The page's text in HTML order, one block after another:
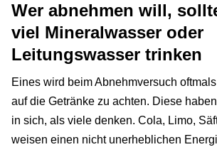
Wer abnehmen will,
viel Mineralwasser oder
Leitungswasser trinken
Eines wird beim Abnehmversuch
auf die Getränke zu achten. Diese
in sich, als viele denken. Cola, Limo,
weisen einen nicht unerheblichen